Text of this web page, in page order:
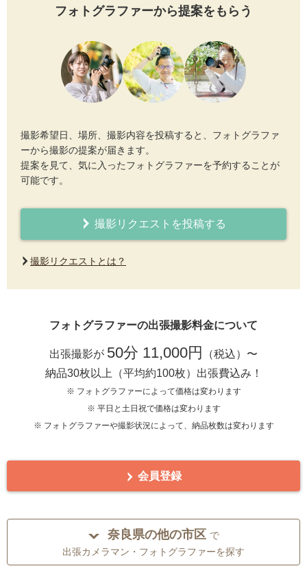
フォトグラファーから提案をもらう
撮影希望日、場所、撮影内容を投稿すると、フォトグラファ
ーから撮影の提案が届きます。
提案を見て、気に入ったフォトグラファーを予約することが
可能です。
撮影リクエストを投稿する
撮影リクエストとは？
フォトグラファーの出張撮影料金について
出張撮影が 50分 11,000円
（税込）〜
納品30枚以上（平均約100枚）出張費込み！
※ フォトグラファーによって価格は変わります
※ 平日と土日祝で価格は変わります
※ フォトグラファーや撮影状況によって、納品枚数は変わります
会員登録
奈良県の他の市区 で
出張カメラマン・フォトグラファーを探す